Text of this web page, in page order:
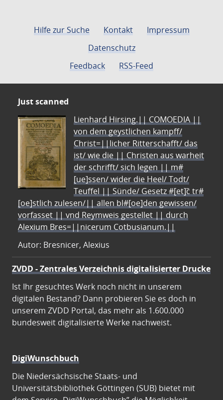
Hilfe zur Suche Kontakt
Impressum
Datenschutz
Feedback
RSS-Feed
Just scanned
Lienhard Hirsing.|| COMOEDIA ||
von dem geystlichen kampff/
Christ=||licher Ritterschafft/ das
ist/ wie die || Christen aus warheit
der schrifft/ sich legen || m#
[ue]ssen/ wider die Heel/ Todt/
Teuffel || Sünde/ Gesetz #[et]c̃ tr#
[oe]stlich zulesen/|| allen bl#[oe]den gewissen/
vorfasset || vnd Reymweis gestellet || durch
Alexium Bres=||nicerum Cotbusianum.||
Autor: Bresnicer, Alexius
ZVDD - Zentrales Verzeichnis digitalisierter Drucke
Ist Ihr gesuchtes Werk noch nicht in unserem
digitalen Bestand? Dann probieren Sie es doch in
unserem ZVDD Portal, das mehr als 1.600.000
bundesweit digitalisierte Werke nachweist.
DigiWunschbuch
Die Niedersächsische Staats- und
Universitätsbibliothek Göttingen (SUB) bietet mit